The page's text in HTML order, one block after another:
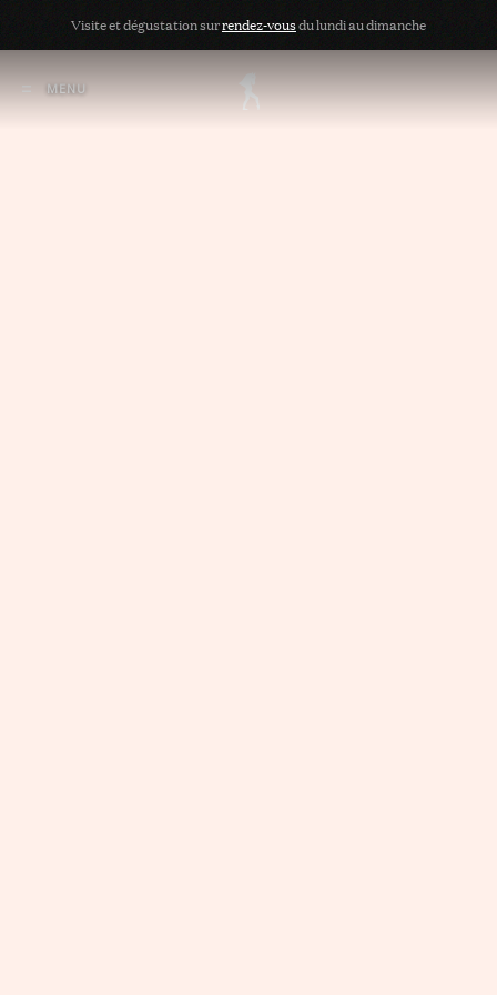
Visite et dégustation surrendez-vousdu lundi au dimanche
Couronneau
Vins Biologiques et Biodynamiques